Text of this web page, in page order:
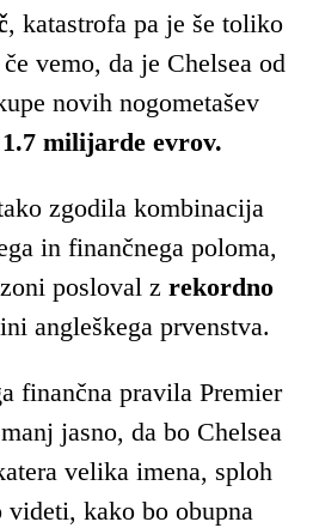
, katastrofa pa je še toliko
vemo, da je Chelsea od
novih nogometašev
milijarde evrov.
zgodila kombinacija
in finančnega poloma,
posloval z rekordno
angleškega prvenstva.
finančna pravila Premier
jasno, da bo Chelsea
velika imena, sploh
videti, kako bo obupna